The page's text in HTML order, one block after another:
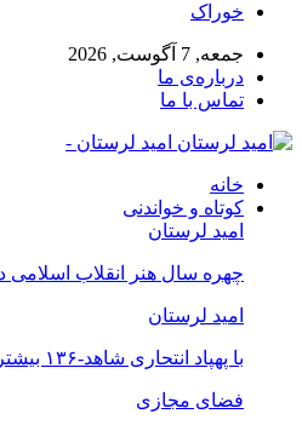
خوراک
جمعه, 7 آگوست, 2026
درباره‌ی ما
تماس با ما
امید لرستان -
خانه
کوتاه و خواندنی
امید لرستان
چهره سال هنر انقلاب
امید لرستان
با پهپاد انتحاری شاهد-۱۳۶ بیشتر آشنا شوید
فضای مجازی